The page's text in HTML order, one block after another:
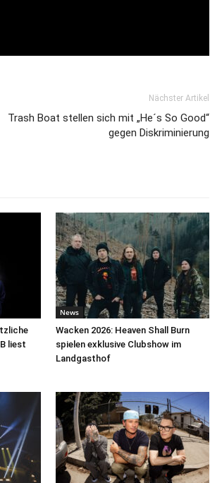
Nächster Artikel
Trash Boat stellen sich mit „He´s So Good“
gegen Diskriminierung
liest
News
Wacken 2026: Heaven Shall Burn
spielen exklusive Clubshow im
Landgasthof